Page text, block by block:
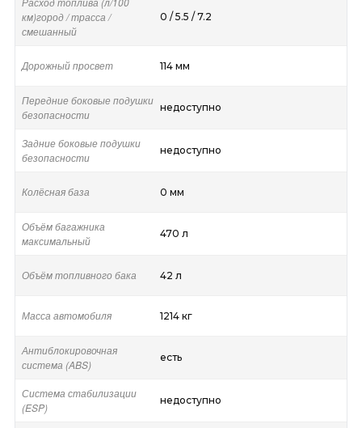
км)город / трасса /
смешанный
0 / 5.5 / 7.2
Дорожный просвет 114 мм
Передние боковые подушки
безопасности
недоступно
Задние боковые подушки
безопасности
недоступно
Колёсная база 0 мм
Объём багажника
максимальный
470 л
Объём топливного бака 42 л
Масса автомобиля 1214 кг
Антиблокировочная
система (ABS)
есть
Система стабилизации
(ESP)
недоступно